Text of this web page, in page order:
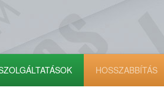
HOSSZABBÍTÁS